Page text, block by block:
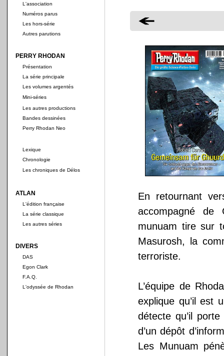
L'association
Numéros parus
Les hors-série
Autres parutions
PERRY RHODAN
Présentation
La série principale
Les volumes argentés
Mini-séries
Les autres productions
Bandes dessinées
Perry Rhodan Neo
Lexique
Chronologie
Les chroniques de Délos
ATLAN
L'édition française
La série classique
Les autres séries
DIVERS
DAS
Egon Clark
F.A.Q.
L'odyssée de Rhodan
En retournant
accompagné de
munuam tire sur
Masurosh, la
terroriste.
L’équipe de
explique qu’il est
détecte qu’il
d’un dépôt
Les Munuam